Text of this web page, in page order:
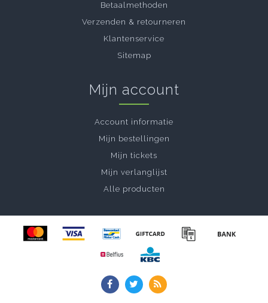
Betaalmethoden
Verzenden & retourneren
Klantenservice
Sitemap
Mijn account
Account informatie
Mijn bestellingen
Mijn tickets
Mijn verlanglijst
Alle producten